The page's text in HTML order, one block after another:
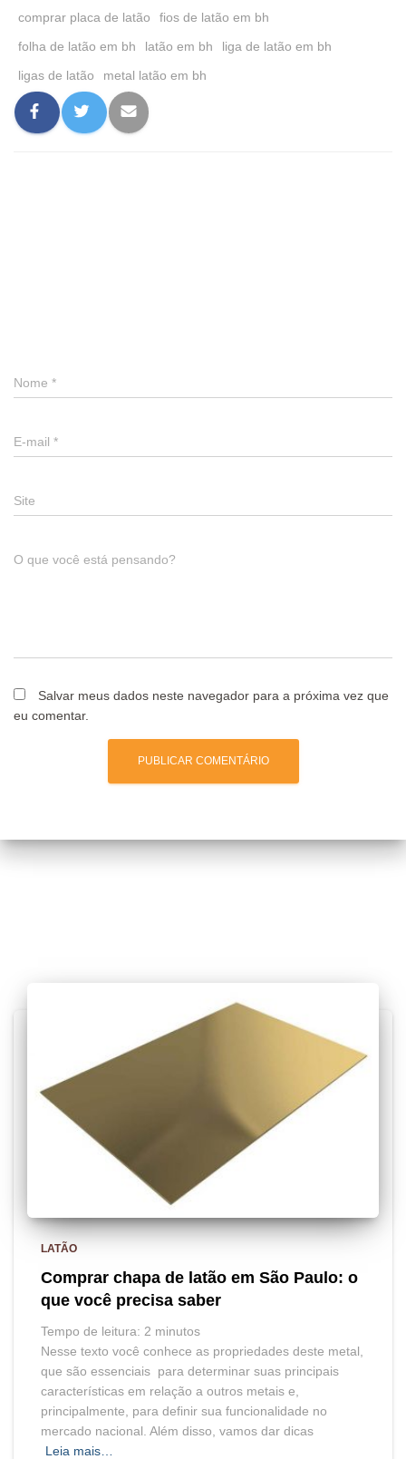
comprar placa de latão
fios de latão em bh
folha de latão em bh
latão em bh
liga de latão em bh
ligas de latão
metal latão em bh
Nome *
E-mail *
Site
O que você está pensando?
Salvar meus dados neste navegador para a próxima vez que
eu comentar.
LATÃO
Comprar chapa de latão em São Paulo: o
que você precisa saber
Tempo de leitura: 2 minutos
Nesse texto você conhece as propriedades deste metal,
que são essenciais para determinar suas principais
características em relação a outros metais e,
principalmente, para definir sua funcionalidade no
mercado nacional. Além disso, vamos dar dicas
Leia mais…